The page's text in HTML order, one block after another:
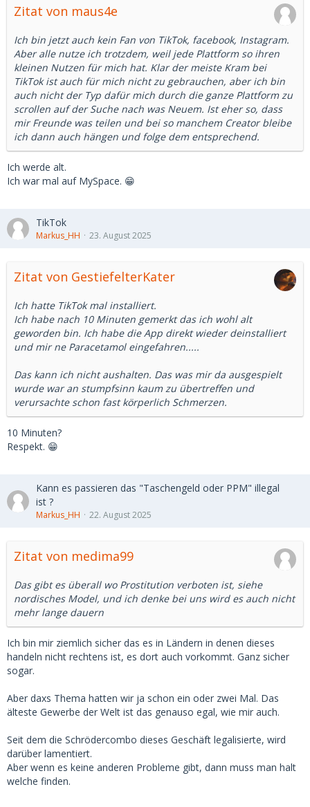
Zitat von maus4e
Ich bin jetzt auch kein Fan von TikTok, facebook, Instagram.
Aber alle nutze ich trotzdem, weil jede Plattform so ihren
kleinen Nutzen für mich hat. Klar der meiste Kram bei
TikTok ist auch für mich nicht zu gebrauchen, aber ich bin
auch nicht der Typ dafür mich durch die ganze Plattform zu
scrollen auf der Suche nach was Neuem. Ist eher so, dass
mir Freunde was teilen und bei so manchem Creator bleibe
ich dann auch hängen und folge dem entsprechend.
Ich werde alt.
Ich war mal auf MySpace. 😁
TikTok
Markus_HH 23. August 2025
Zitat von GestiefelterKater
Ich hatte TikTok mal installiert.
Ich habe nach 10 Minuten gemerkt das ich wohl alt
geworden bin. Ich habe die App direkt wieder deinstalliert
und mir ne Paracetamol eingefahren.....
Das kann ich nicht aushalten. Das was mir da ausgespielt
wurde war an stumpfsinn kaum zu übertreffen und
verursachte schon fast körperlich Schmerzen.
10 Minuten?
Respekt. 😁
Kann es passieren das "Taschengeld oder PPM" illegal
ist ?
Markus_HH 22. August 2025
Zitat von medima99
Das gibt es überall wo Prostitution verboten ist, siehe
nordisches Model, und ich denke bei uns wird es auch nicht
mehr lange dauern
Ich bin mir ziemlich sicher das es in Ländern in denen dieses
handeln nicht rechtens ist, es dort auch vorkommt. Ganz sicher
sogar.
Aber daxs Thema hatten wir ja schon ein oder zwei Mal. Das
älteste Gewerbe der Welt ist das genauso egal, wie mir auch.
Seit dem die Schrödercombo dieses Geschäft legalisierte, wird
darüber lamentiert.
Aber wenn es keine anderen Probleme gibt, dann muss man halt
welche finden.